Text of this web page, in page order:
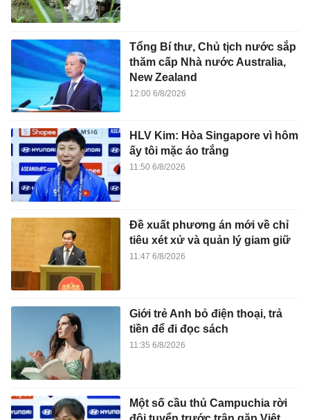
Tổng Bí thư, Chủ tịch nước sắp
thăm cấp Nhà nước Australia,
New Zealand
12:00 6/8/2026
HLV Kim: Hòa Singapore vì hôm
ấy tôi mặc áo trắng
11:50 6/8/2026
Đề xuất phương án mới về chỉ
tiêu xét xử và quản lý giam giữ
11:47 6/8/2026
Giới trẻ Anh bỏ điện thoại, trả
tiền để đi đọc sách
11:35 6/8/2026
Một số cầu thủ Campuchia rời